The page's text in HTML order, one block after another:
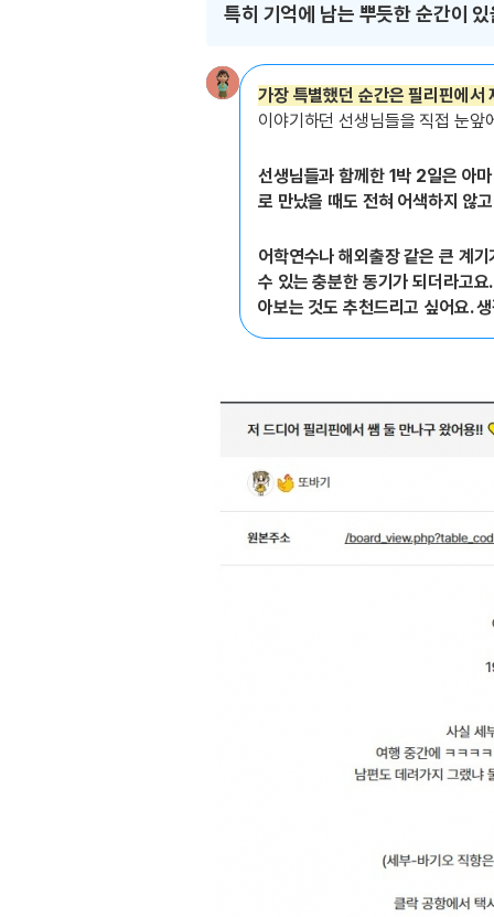
특히 기억에 남는 뿌듯한 순간이
가장 특별했던 순간은 필리핀에서
이야기하던 선생님들을 직접 눈
선생님들과 함께한 1박 2일은 아
로 만났을 때도 전혀 어색하지 않
어학연수나 해외출장 같은 큰 계
수 있는 충분한 동기가 되더라고
아보는 것도 추천드리고 싶어요.